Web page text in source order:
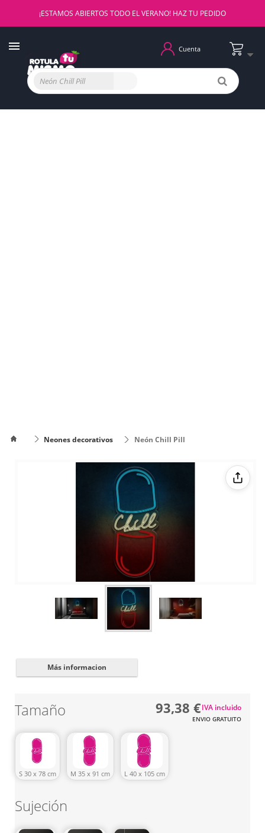
¡ESTAMOS ABIERTOS TODO EL VERANO! HAZ TU PEDIDO
Cuenta
Neones decorativos Neón Chill Pill
Cómo cambiar
de color el texto
Cerrar
Más informacion
Tamaño
S 30 x 78 cm M 35 x 91 cm L 40 x 105 cm
Sujeción
93,38 €
ENVIO GRATUITO
IVA incluido